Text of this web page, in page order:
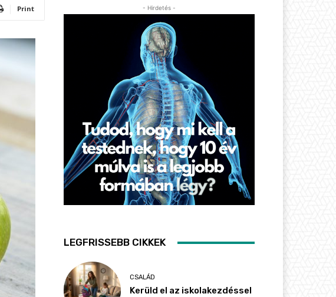
Print - Hirdetés -
LEGFRISSEBB CIKKEK
CSALÁD
Kerüld el az iskolakezdéssel